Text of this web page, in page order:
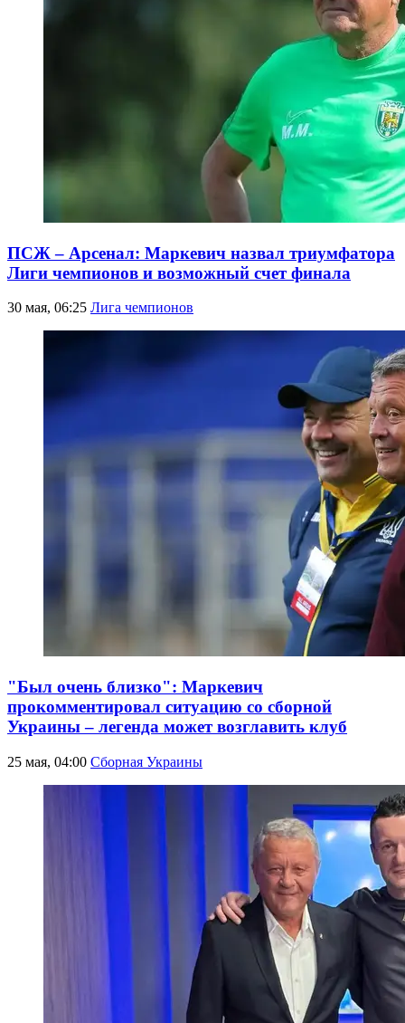
ПСЖ – Арсенал: Маркевич назвал триумфатора
Лиги чемпионов и возможный счет финала
30 мая, 06:25 Лига чемпионов
"Был очень близко": Маркевич
прокомментировал ситуацию со сборной
Украины – легенда может возглавить клуб
25 мая, 04:00 Сборная Украины